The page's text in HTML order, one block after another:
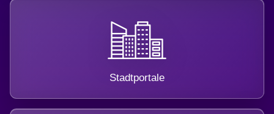
Stadtportale